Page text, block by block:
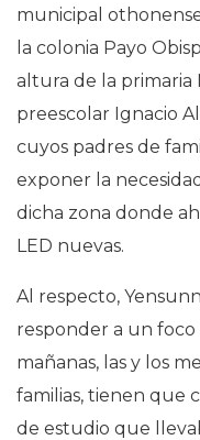
municipal
la colonia Payo
altura de la primaria
preescolar Ignacio
cuyos padres de
exponer la
dicha zona donde
LED nuevas.
Al respecto,
responder a un
mañanas, las y los
familias, tienen que
de estudio que